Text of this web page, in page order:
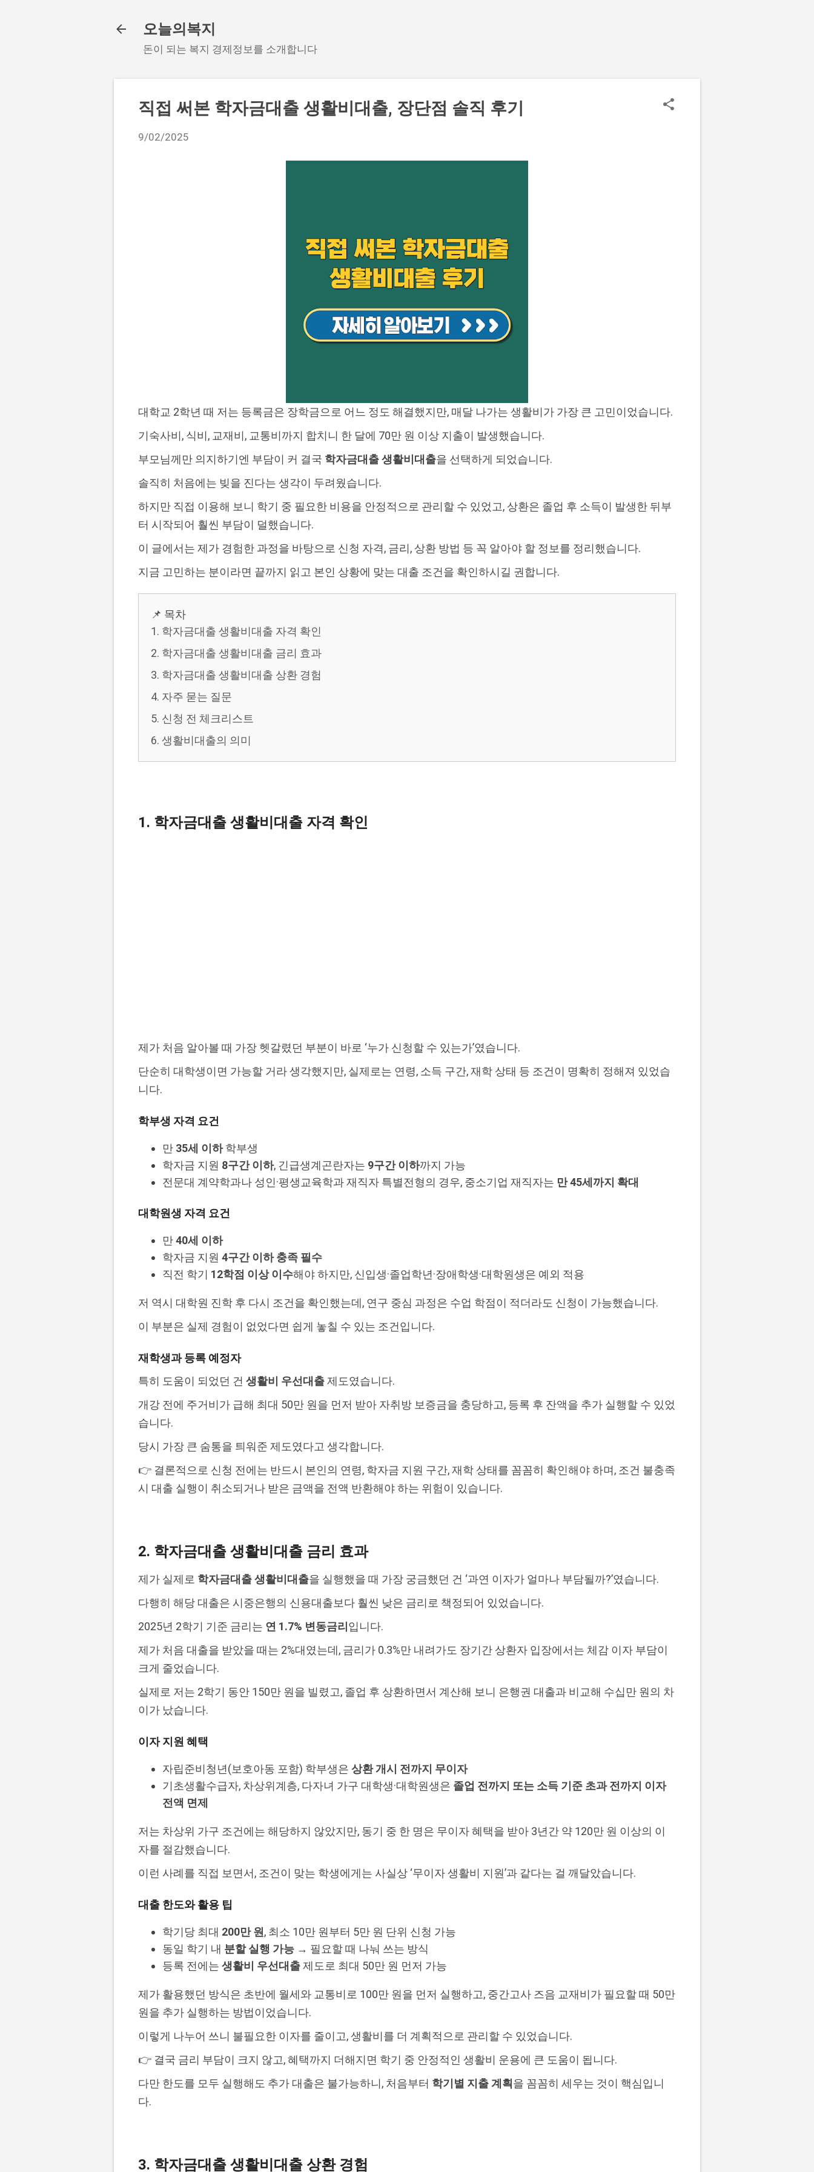
오늘의복지
돈이 되는 복지 경제정보를 소개합니다
직접 써본 학자금대출 생활비대출, 장단점 솔직 후기
9/02/2025
대학교 2학년 때 저는 등록금은 장학금으로 어느 정도 해결했지만, 매달 나가는 생활비가 가장 큰 고민이었습니다.
기숙사비, 식비, 교재비, 교통비까지 합치니 한 달에 70만 원 이상 지출이 발생했습니다.
부모님께만 의지하기엔 부담이 커 결국 학자금대출 생활비대출을 선택하게 되었습니다.
솔직히 처음에는 빚을 진다는 생각이 두려웠습니다.
하지만 직접 이용해 보니 학기 중 필요한 비용을 안정적으로 관리할 수 있었고, 상환은 졸업 후 소득이 발생한 뒤부
터 시작되어 훨씬 부담이 덜했습니다.
이 글에서는 제가 경험한 과정을 바탕으로 신청 자격, 금리, 상환 방법 등 꼭 알아야 할 정보를 정리했습니다.
지금 고민하는 분이라면 끝까지 읽고 본인 상황에 맞는 대출 조건을 확인하시길 권합니다.
📌 목차
1. 학자금대출 생활비대출 자격 확인
2. 학자금대출 생활비대출 금리 효과
3. 학자금대출 생활비대출 상환 경험
4. 자주 묻는 질문
5. 신청 전 체크리스트
6. 생활비대출의 의미
1. 학자금대출 생활비대출 자격 확인
제가 처음 알아볼 때 가장 헷갈렸던 부분이 바로 ‘누가 신청할 수 있는가’였습니다.
단순히 대학생이면 가능할 거라 생각했지만, 실제로는 연령, 소득 구간, 재학 상태 등 조건이 명확히 정해져 있었습
니다.
학부생 자격 요건
만 35세 이하학부생
학자금 지원 8구간 이하, 긴급생계곤란자는 9구간 이하까지 가능
전문대 계약학과나 성인·평생교육학과 재직자 특별전형의 경우, 중소기업 재직자는 만 45세까지 확대
대학원생 자격 요건
만40세 이하
학자금 지원 4구간 이하 충족 필수
직전 학기 12학점 이상 이수해야 하지만, 신입생·졸업학년·장애학생·대학원생은 예외 적용
저 역시 대학원 진학 후 다시 조건을 확인했는데, 연구 중심 과정은 수업 학점이 적더라도 신청이 가능했습니다.
이 부분은 실제 경험이 없었다면 쉽게 놓칠 수 있는 조건입니다.
재학생과 등록 예정자
특히 도움이 되었던 건 생활비 우선대출제도였습니다.
개강 전에 주거비가 급해 최대 50만 원을 먼저 받아 자취방 보증금을 충당하고, 등록 후 잔액을 추가 실행할 수 있었
습니다.
당시 가장 큰 숨통을 틔워준 제도였다고 생각합니다.
👉 결론적으로 신청 전에는 반드시 본인의 연령, 학자금 지원 구간, 재학 상태를 꼼꼼히 확인해야 하며, 조건 불충족
시 대출 실행이 취소되거나 받은 금액을 전액 반환해야 하는 위험이 있습니다.
2. 학자금대출 생활비대출 금리 효과
제가 실제로 학자금대출 생활비대출을 실행했을 때 가장 궁금했던 건 ‘과연 이자가 얼마나 부담될까?’였습니다.
다행히 해당 대출은 시중은행의 신용대출보다 훨씬 낮은 금리로 책정되어 있었습니다.
2025년 2학기 기준 금리는 연 1.7% 변동금리 입니다.
제가 처음 대출을 받았을 때는 2%대였는데, 금리가 0.3%만 내려가도 장기간 상환자 입장에서는 체감 이자 부담이
크게 줄었습니다.
실제로 저는 2학기 동안 150만 원을 빌렸고, 졸업 후 상환하면서 계산해 보니 은행권 대출과 비교해 수십만 원의 차
이가 났습니다.
이자 지원 혜택
자립준비청년(보호아동 포함) 학부생은 상환 개시 전까지 무이자
기초생활수급자, 차상위계층, 다자녀 가구 대학생·대학원생은 졸업 전까지 또는 소득 기준 초과 전까지 이자
전액 면제
저는 차상위 가구 조건에는 해당하지 않았지만, 동기 중 한 명은 무이자 혜택을 받아 3년간 약 120만 원 이상의 이
자를 절감했습니다.
이런 사례를 직접 보면서, 조건이 맞는 학생에게는 사실상 ‘무이자 생활비 지원’과 같다는 걸 깨달았습니다.
대출 한도와 활용 팁
학기당 최대 200만 원 , 최소 10만 원부터 5만 원 단위 신청 가능
동일 학기 내 분할 실행 가능 → 필요할 때 나눠 쓰는 방식
등록 전에는 생활비 우선대출제도로 최대 50만 원 먼저 가능
제가 활용했던 방식은 초반에 월세와 교통비로 100만 원을 먼저 실행하고, 중간고사 즈음 교재비가 필요할 때 50만
원을 추가 실행하는 방법이었습니다.
이렇게 나누어 쓰니 불필요한 이자를 줄이고, 생활비를 더 계획적으로 관리할 수 있었습니다.
👉 결국 금리 부담이 크지 않고, 혜택까지 더해지면 학기 중 안정적인 생활비 운용에 큰 도움이 됩니다.
다만 한도를 모두 실행해도 추가 대출은 불가능하니, 처음부터 학기별 지출 계획 을 꼼꼼히 세우는 것이 핵심입니
다.
3. 학자금대출 생활비대출 상환 경험